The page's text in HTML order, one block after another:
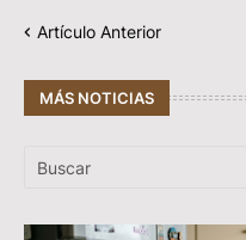
Artículo Anterior
MÁS NOTICIAS